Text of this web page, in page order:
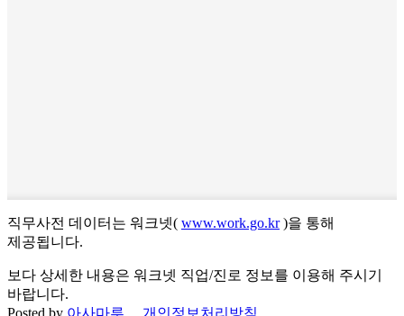
직무사전 데이터는 워크넷( www.work.go.kr)을 통해
제공됩니다.
보다 상세한 내용은 워크넷 직업/진로 정보를 이용해 주시기
바랍니다.